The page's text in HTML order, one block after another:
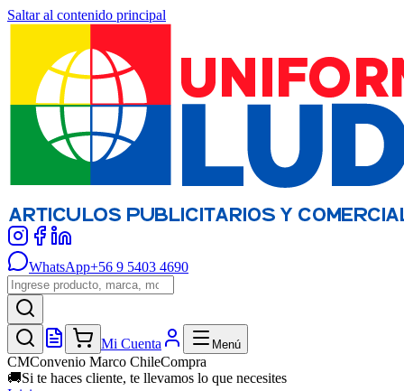
Saltar al contenido principal
WhatsApp+56 9 5403 4690
Mi Cuenta Menú
CMConvenio Marco ChileCompra
🚚Si te haces cliente, te llevamos lo que necesites